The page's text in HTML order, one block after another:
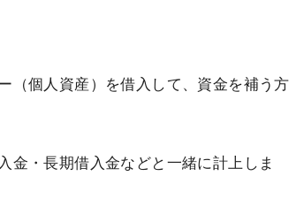
（個人資産）を借入して、資金を補う方
金・長期借入金などと一緒に計上しま